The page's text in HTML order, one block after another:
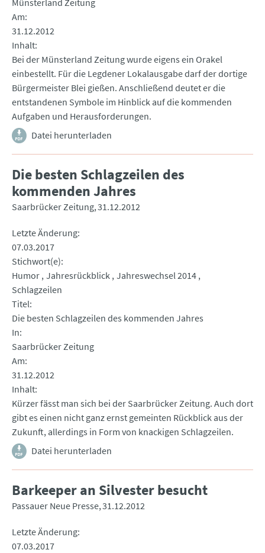
Münsterland Zeitung
Am
31.12.2012
Inhalt
Bei der Münsterland Zeitung wurde eigens ein Orakel
einbestellt. Für die Legdener Lokalausgabe darf der dortige
Bürgermeister Blei gießen. Anschließend deutet er die
entstandenen Symbole im Hinblick auf die kommenden
Aufgaben und Herausforderungen.
Datei herunterladen
Die besten Schlagzeilen des
kommenden Jahres
Saarbrücker Zeitung 31.12.2012
Letzte Änderung
07.03.2017
Stichwort(e)
Humor Jahresrückblick Jahreswechsel 2014
Schlagzeilen
Titel
Die besten Schlagzeilen des kommenden Jahres
In
Saarbrücker Zeitung
Am
31.12.2012
Inhalt
Kürzer fässt man sich bei der Saarbrücker Zeitung. Auch dort
gibt es einen nicht ganz ernst gemeinten Rückblick aus der
Zukunft, allerdings in Form von knackigen Schlagzeilen.
Datei herunterladen
Barkeeper an Silvester besucht
Passauer Neue Presse 31.12.2012
Letzte Änderung
07.03.2017